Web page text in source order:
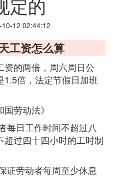
定的
12 02:44:12
工资怎么算
的两倍，周六周日公
倍，法定节假日加班
劳动法》
每日工作时间不超过八
过四十四小时的工时制
证劳动者每周至少休息